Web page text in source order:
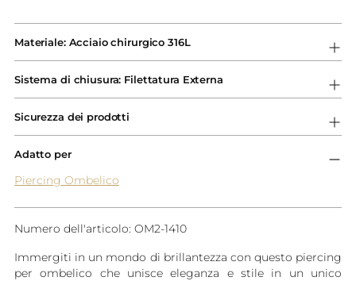
prodotto
al
carrello...
Materiale: Acciaio chirurgico 316L
Sistema di chiusura: Filettatura Externa
Sicurezza dei prodotti
Adatto per
Piercing Ombelico
Numero dell'articolo: OM2-1410
Immergiti in un mondo di brillantezza con questo piercing
per ombelico che unisce eleganza e stile in un unico